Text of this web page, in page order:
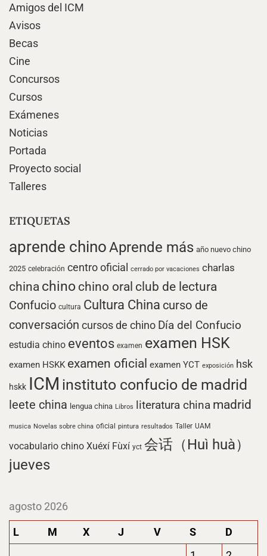
Amigos del ICM
Avisos
Becas
Cine
Concursos
Cursos
Exámenes
Noticias
Portada
Proyecto social
Talleres
ETIQUETAS
aprende chino Aprende más año nuevo chino
2025 celebración centro oficial cerrado por vacaciones charlas
china chino chino oral club de lectura
Confucio cultura Cultura China curso de
conversación cursos de chino Día del Confucio
estudia chino eventos examen examen HSK
examen HSKK examen oficial examen YCT exposición hsk
hskk ICM instituto confucio de madrid
leete china lengua china Libros literatura china madrid
musica Novelas sobre china oficial pintura resultados Taller UAM
vocabulario chino Xuéxí Fùxí yct 会话（Huì huà）
jueves
agosto 2026
L M X J V S
D